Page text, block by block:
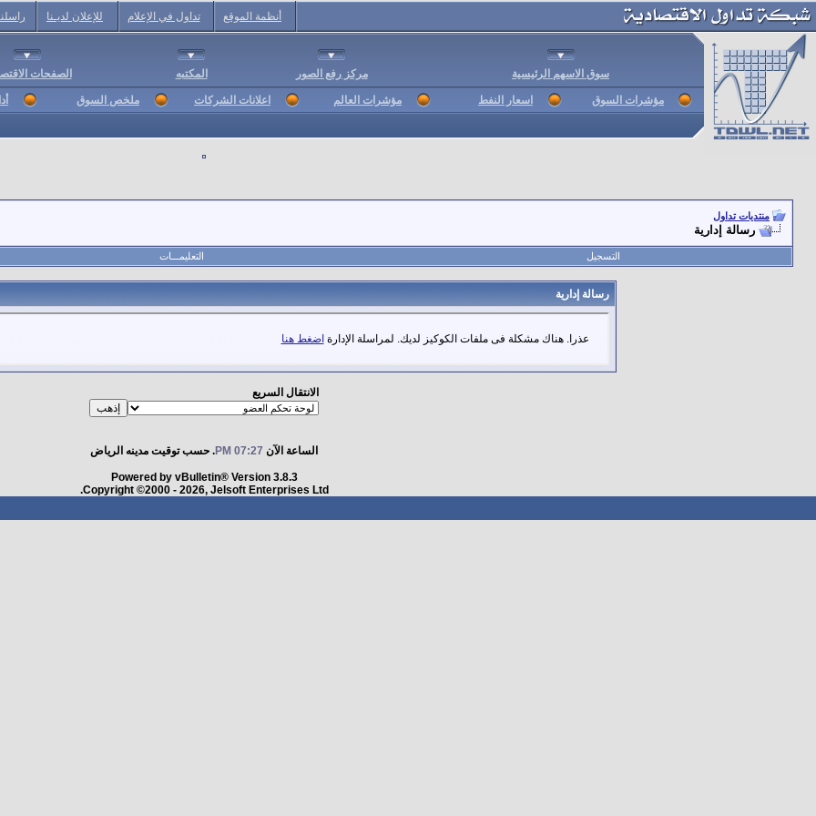
أنظمة الموقع تداول في الإعلام للإعلان لديـنا
سوق الاسهم الرئيسية مركز رفع الصور المكتبه الصفحات
مؤشرات السوق اسعار النفط مؤشرات العالم اعلانات الشركات ملخص السوق
منتديات تداول
رسالة إدارية
التسجيل التعليمـــات
رسالة إدارية
عذرا. هناك مشكلة فى ملفات الكوكيز لديك. لمراسلة الإدارة اضغط هنا
الانتقال السريع
الساعة الآن 07:27 PM . حسب توقيت مدينه الرياض
Powered by vBulletin® Version 3.8.3
Copyright ©2000 - 2026, Jelsoft Enterprises Ltd.